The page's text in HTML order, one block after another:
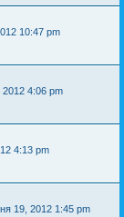
10:47 pm
4:06 pm
4:13 pm
19, 2012 1:45 pm